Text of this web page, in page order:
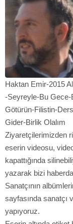
Haktan Emir-2015
-Seyreyle-Bu Gece-
Götürün-Filistin-
Gider-Birlik Olalım
Ziyaretçilerimizden
eserin videosu,
kapattığında
yazarak bizi
Sanatçının
sayfasında sanatçı
yapıyoruz.